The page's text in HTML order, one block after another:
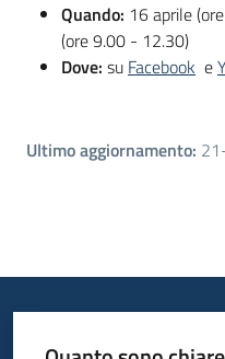
Quando: 16 aprile
(ore 9.00 - 12.30)
Dove: su Facebook e
Ultimo aggiornamento: